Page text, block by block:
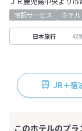
宅配サービス ホテル
日本旅行 収
JR＋宿